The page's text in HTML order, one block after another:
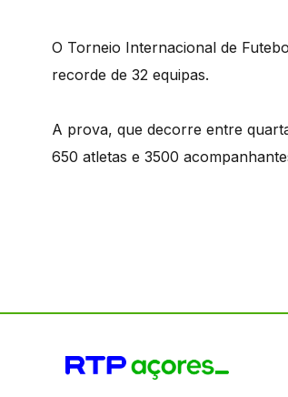
O Torneio Internacional de
recorde de 32 equipas.
A prova, que decorre entre
650 atletas e 3500